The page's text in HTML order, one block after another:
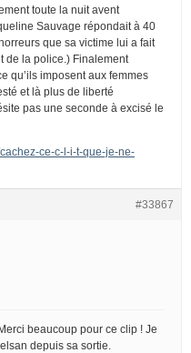
toute la nuit avent
Sauvage répondait à 40
que sa victime lui a fait
de la police.) Finalement
qu’ils imposent aux femmes
et là plus de liberté
pas une seconde à excisé le
ce-c-l-i-t-que-je-ne-
#33867
beaucoup pour ce clip ! Je
depuis sa sortie.